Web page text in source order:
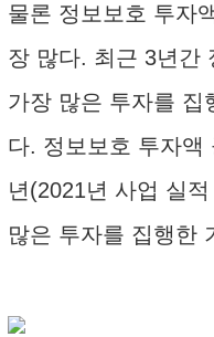
물론 정보보호 투자
장 많다. 최근 3년간
가장 많은 투자를 집
다. 정보보호 투자액
년(2021년 사업 실
많은 투자를 집행한